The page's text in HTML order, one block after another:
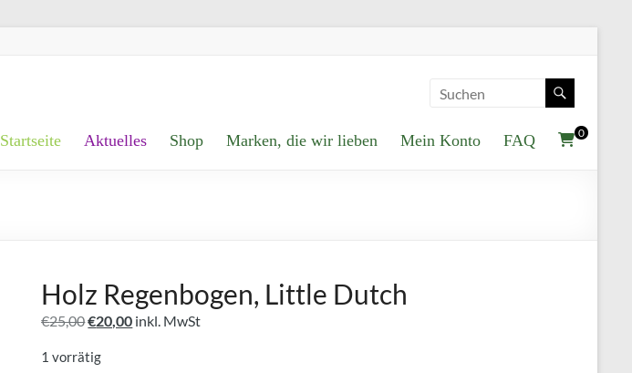
0
Startseite Aktuelles Shop Marken, die wir lieben Mein Konto FAQ
Holz Regenbogen, Little Dutch
€25,00Ursprünglicher
war:
€20,00Aktueller
inkl. MwSt
1 vorrätig